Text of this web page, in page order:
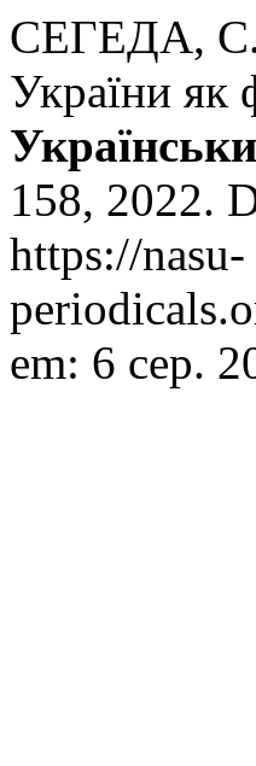
СЕГЕДА,
України як
158, 2022.
https://nasu-
em: 6 сер.